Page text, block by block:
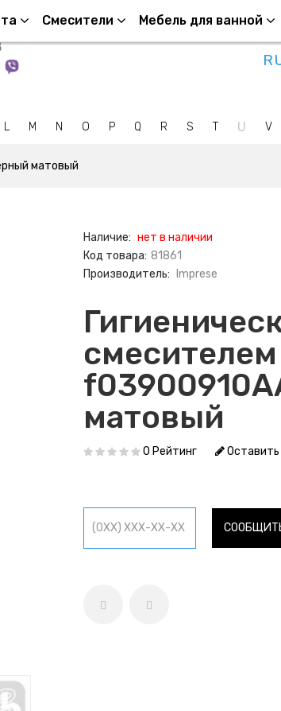
Смесители Мебель для ванной
L M N O P Q R S T U V
матовый
Наличие: нет в наличии
Код товара: 81861
Производитель:
Imprese
матовый
0 Рейтинг